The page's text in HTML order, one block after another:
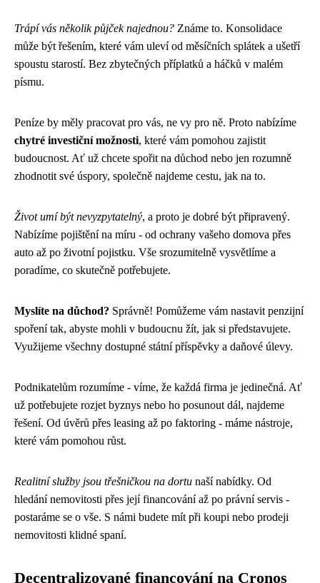
Trápí vás několik půjček najednou? Známe to. Konsolidace
může být řešením, které vám uleví od měsíčních splátek a ušetří
spoustu starostí. Bez zbytečných příplatků a háčků v malém
písmu.
Peníze by měly pracovat pro vás, ne vy pro ně. Proto nabízíme
chytré investiční možnosti, které vám pomohou zajistit
budoucnost. Ať už chcete spořit na důchod nebo jen rozumně
zhodnotit své úspory, společně najdeme cestu, jak na to.
Život umí být nevyzpytatelný, a proto je dobré být připravený.
Nabízíme pojištění na míru - od ochrany vašeho domova přes
auto až po životní pojistku. Vše srozumitelně vysvětlíme a
poradíme, co skutečně potřebujete.
Myslíte na důchod? Správně! Pomůžeme vám nastavit penzijní
spoření tak, abyste mohli v budoucnu žít, jak si představujete.
Využijeme všechny dostupné státní příspěvky a daňové úlevy.
Podnikatelům rozumíme - víme, že každá firma je jedinečná. Ať
už potřebujete rozjet byznys nebo ho posunout dál, najdeme
řešení. Od úvěrů přes leasing až po faktoring - máme nástroje,
které vám pomohou růst.
Realitní služby jsou třešničkou na dortu naší nabídky. Od
hledání nemovitosti přes její financování až po právní servis -
postaráme se o vše. S námi budete mít při koupi nebo prodeji
nemovitosti klidné spaní.
Decentralizované financování na Cronos